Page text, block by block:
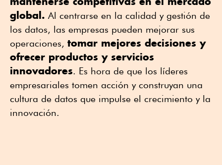
global. Al centrarse en la calidad y gestión de
los datos, las empresas pueden mejorar sus
operaciones, tomar mejores decisiones y
ofrecer productos y servicios
innovadores. Es hora de que los líderes
empresariales tomen acción y construyan una
cultura de datos que impulse el crecimiento y la
innovación.